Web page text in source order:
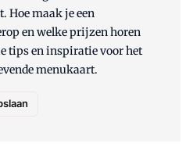
Hoe maak je een
en welke prijzen horen
tips en inspiratie voor het
menukaart.